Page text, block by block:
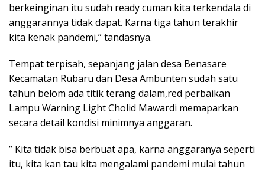
berkeinginan itu sudah ready cuman kita terkendala di
anggarannya tidak dapat. Karna tiga tahun terakhir
kita kenak pandemi,” tandasnya.
Tempat terpisah, sepanjang jalan desa Benasare
Kecamatan Rubaru dan Desa Ambunten sudah satu
tahun belom ada titik terang dalam,red perbaikan
Lampu Warning Light Cholid Mawardi memaparkan
secara detail kondisi minimnya anggaran.
” Kita tidak bisa berbuat apa, karna anggaranya seperti
itu, kita kan tau kita mengalami pandemi mulai tahun